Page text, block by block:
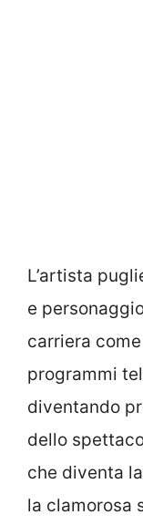
L’artista
e
carriera
programmi
diventando
dello
che diventa
la clamorosa